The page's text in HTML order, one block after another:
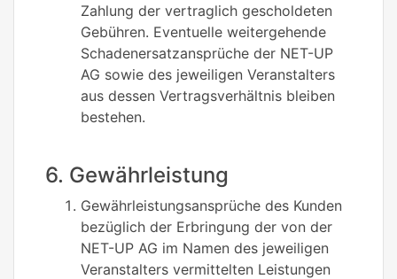
Zahlung der vertraglich gescholdeten
Gebühren. Eventuelle weitergehende
Schadenersatzansprüche der NET-UP
AG sowie des jeweiligen Veranstalters
aus dessen Vertragsverhältnis bleiben
bestehen.
6. Gewährleistung
Gewährleistungsansprüche des Kunden
bezüglich der Erbringung der von der
NET-UP AG im Namen des jeweiligen
Veranstalters vermittelten Leistungen